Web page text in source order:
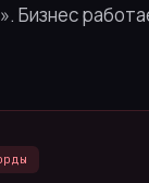
Бизнес